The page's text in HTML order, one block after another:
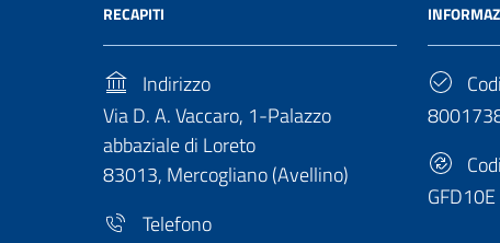
RECAPITI
Indirizzo
Via D. A. Vaccaro, 1-Palazzo
abbaziale di Loreto
83013, Mercogliano (Avellino)
Telefono
GFD10E